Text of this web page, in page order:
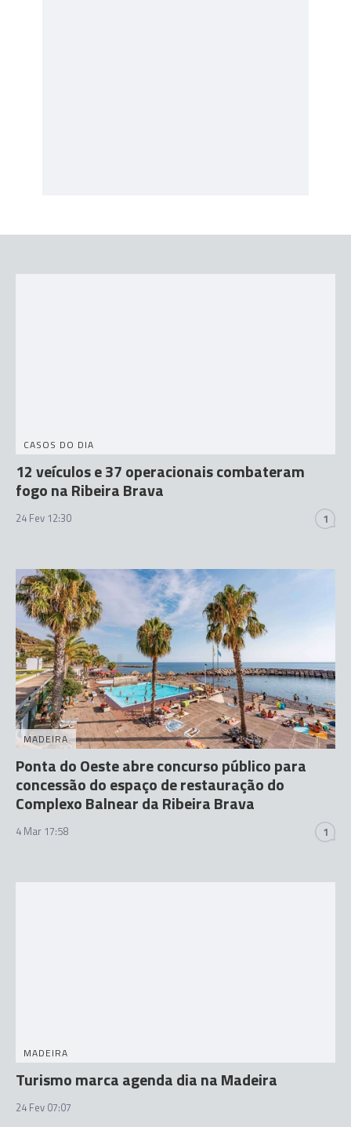
CASOS DO DIA
12 veículos e 37 operacionais combateram
fogo na Ribeira Brava
24 Fev 12:30 1
MADEIRA
Ponta do Oeste abre concurso público para
concessão do espaço de restauração do
Complexo Balnear da Ribeira Brava
4 Mar 17:58 1
MADEIRA
Turismo marca agenda dia na Madeira
24 Fev 07:07